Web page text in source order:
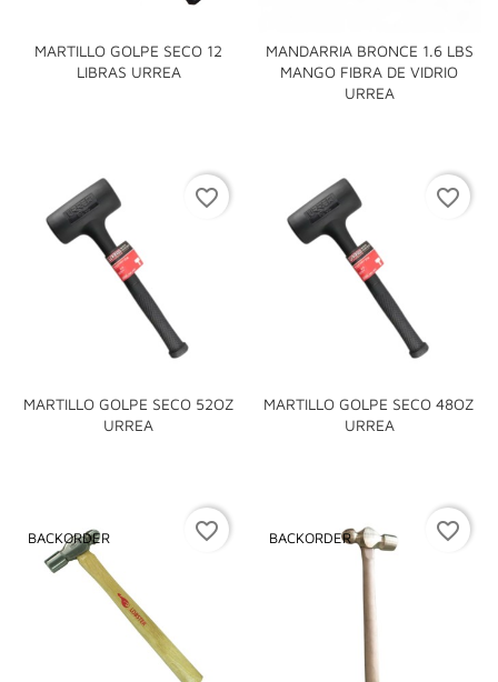
MARTILLO GOLPE SECO 12
LIBRAS URREA
MANDARRIA BRONCE 1.6 LBS
MANGO FIBRA DE VIDRIO
URREA
MARTILLO GOLPE SECO 52OZ
URREA
favorite_border
MARTILLO GOLPE SECO 48OZ
URREA
favorite_border
BACKORDER favorite_border BACKORDER favorite_border